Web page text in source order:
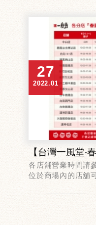
27
2022.01
各店舖營業時間請
位於商場內的店舖
台灣一風堂預祝大